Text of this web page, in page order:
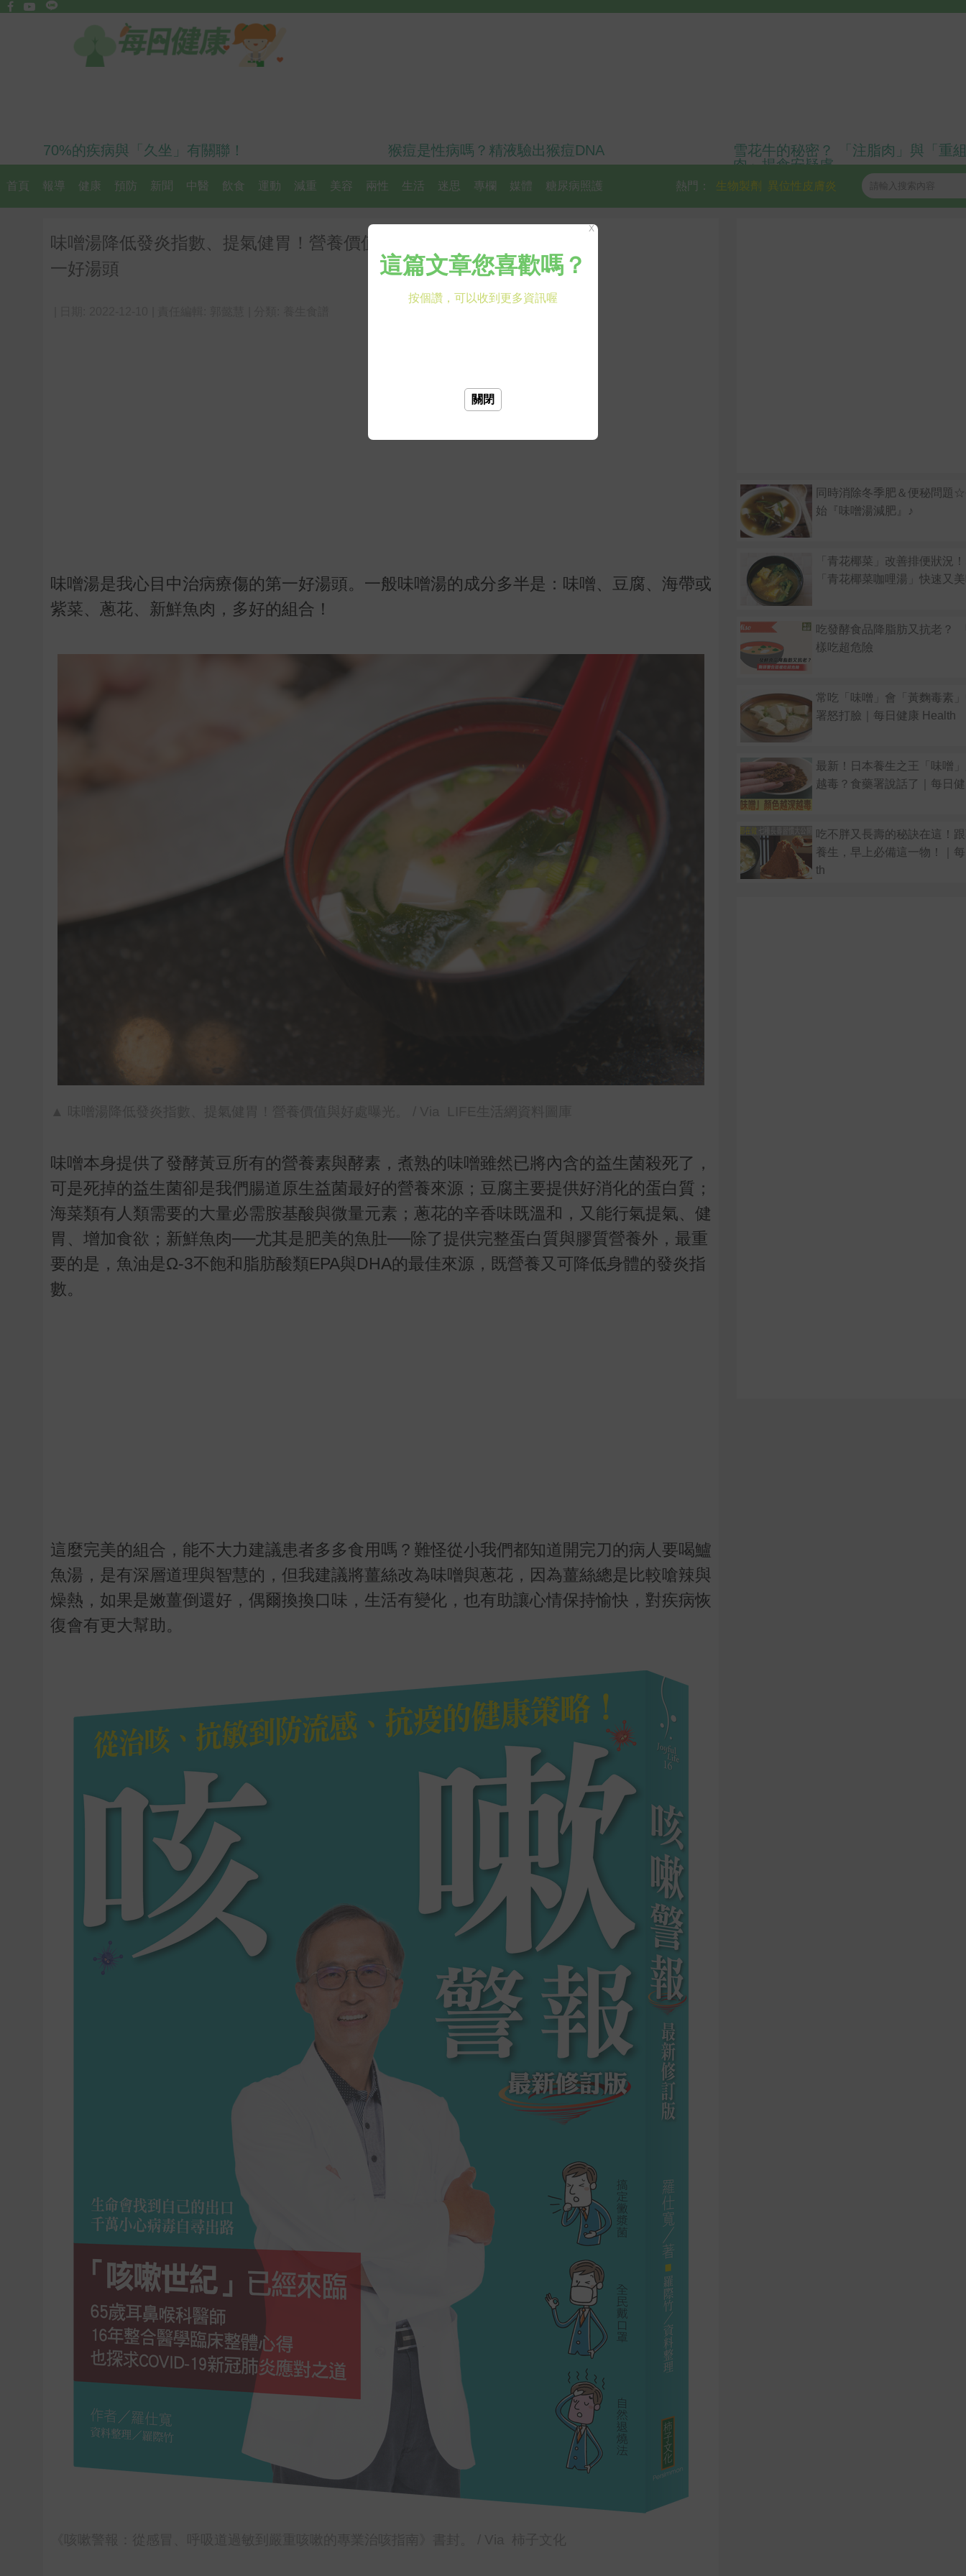
70%的疾病與「久坐」有關聯！ 猴痘是性病嗎？精液驗出猴痘DNA
雪花牛的秘密？ 「注脂肉」與「重
肉」揭食安疑慮
首頁 報導 健康 預防 新聞 中醫 飲食 運動 減重 美容 兩性 生活 迷思 專欄 媒體 糖尿病照護 異位性皮膚炎
生物製劑
熱門：
味噌湯降低發炎指數、提氣健胃！營養價值與好處曝光 治病療傷第
一好湯頭
味噌湯是我心目中治病療傷的第一好湯頭。一般味噌湯的成分多半是：味噌、豆腐、海帶或
紫菜、蔥花、新鮮魚肉，多好的組合！
味噌本身提供了發酵黃豆所有的營養素與酵素，煮熟的味噌雖然已將內含的益生菌殺死了，
可是死掉的益生菌卻是我們腸道原生益菌最好的營養來源；豆腐主要提供好消化的蛋白質；
海菜類有人類需要的大量必需胺基酸與微量元素；蔥花的辛香味既溫和，又能行氣提氣、健
胃、增加食欲；新鮮魚肉──尤其是肥美的魚肚──除了提供完整蛋白質與膠質營養外，最重
要的是，魚油是Ω-3不飽和脂肪酸類EPA與DHA的最佳來源，既營養又可降低身體的發炎指
數。
這麼完美的組合，能不大力建議患者多多食用嗎？難怪從小我們都知道開完刀的病人要喝鱸
魚湯，是有深層道理與智慧的，但我建議將薑絲改為味噌與蔥花，因為薑絲總是比較嗆辣與
燥熱，如果是嫩薑倒還好，偶爾換換口味，生活有變化，也有助讓心情保持愉快，對疾病恢
復會有更大幫助。
同時消除冬季肥＆便秘問題
始『味噌湯減肥』♪
「青花椰菜」改善排便狀況
「青花椰菜咖哩湯」快速又
吃發酵食品降脂肪又抗老？
樣吃超危險
常吃「味噌」會「黃麴毒素
署怒打臉｜每日健康 Health
最新！日本養生之王「味噌
越毒？食藥署說話了｜每日
吃不胖又長壽的秘訣在這！
養生，早上必備這一物！｜
th
X
關閉